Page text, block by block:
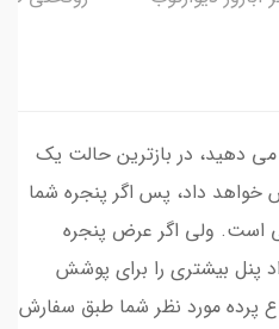
دهید، در بازترین حالت یک
خواهد داد، پس اگر پنجره شما
است. ولی اگر عرض پنجره
پنل بیشتری را برای پوشش
پرده مورد نظر شما طبق سفارش